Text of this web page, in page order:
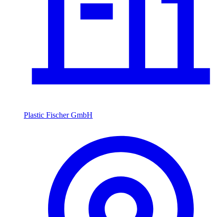
Plastic Fischer GmbH